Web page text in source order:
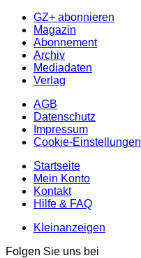
GZ+ abonnieren
Magazin
Abonnement
Archiv
Mediadaten
Verlag
AGB
Datenschutz
Impressum
Cookie-Einstellungen
Startseite
Mein Konto
Kontakt
Hilfe & FAQ
Kleinanzeigen
Folgen Sie uns bei